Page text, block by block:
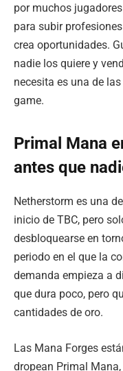
por muchos
para subir
crea oportunidades.
nadie los quiere y
necesita es una de
game.
Primal Mana
antes que
Netherstorm es una
inicio de TBC, pero
desbloquearse en
periodo en el que la
demanda empieza a
que dura poco, pero
cantidades de oro.
Las Mana Forges
dropean Primal